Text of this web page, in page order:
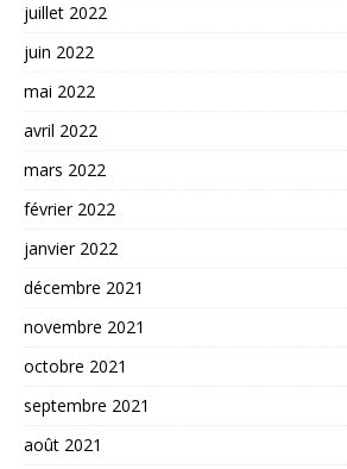
juillet 2022
juin 2022
mai 2022
avril 2022
mars 2022
février 2022
janvier 2022
décembre 2021
novembre 2021
octobre 2021
septembre 2021
août 2021